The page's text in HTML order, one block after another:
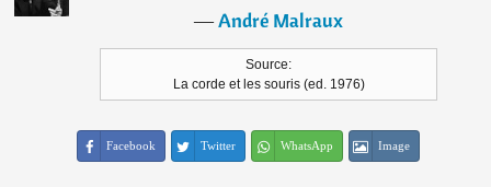
―André Malraux
Source:
La corde et les souris (ed. 1976)
Facebook Twitter WhatsApp Image